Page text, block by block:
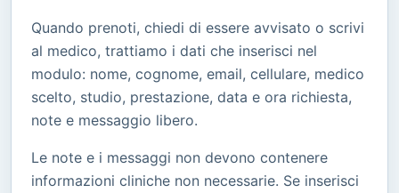
Quando prenoti, chiedi di essere avvisato o scrivi
al medico, trattiamo i dati che inserisci nel
modulo: nome, cognome, email, cellulare, medico
scelto, studio, prestazione, data e ora richiesta,
note e messaggio libero.
Le note e i messaggi non devono contenere
informazioni cliniche non necessarie. Se inserisci